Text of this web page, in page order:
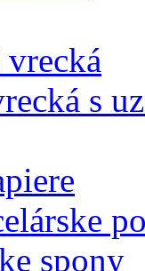
s
spony